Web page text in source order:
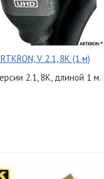
V 2.1, 8K (1 м)
2.1, 8K, длиной 1 м.